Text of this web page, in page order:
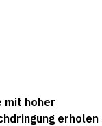
mit hoher
erholen